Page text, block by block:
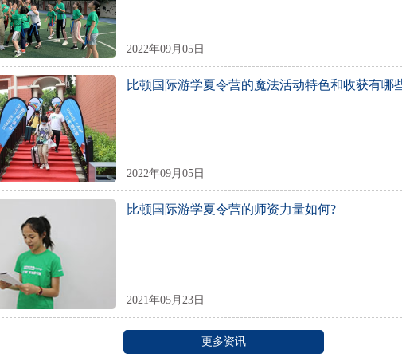
2022年09月05日
比顿国际游学夏令营的魔法活动特色和收获有哪
2022年09月05日
比顿国际游学夏令营的师资力量如何?
2021年05月23日
更多资讯